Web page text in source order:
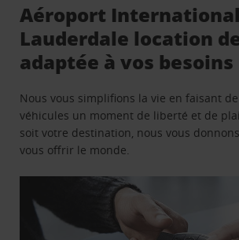
Aéroport
Lauderdale location
adaptée à vos besoins
Nous vous simplifions la vie en faisant
véhicules un moment de liberté et de
soit votre destination, nous vous
vous offrir le monde.